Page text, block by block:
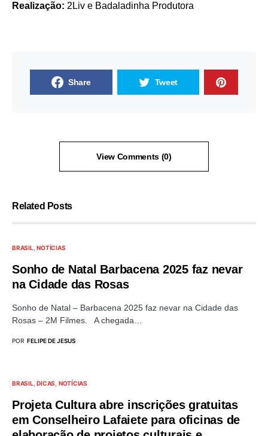
Realização: 2Liv e Badaladinha Produtora
Share Tweet
View Comments (0)
Related Posts
BRASIL NOTÍCIAS
Sonho de Natal Barbacena 2025 faz nevar
na Cidade das Rosas
Sonho de Natal – Barbacena 2025 faz nevar na Cidade das
Rosas – 2M Filmes. A chegada…
POR FELIPE DE JESUS
BRASIL DICAS NOTÍCIAS
Projeta Cultura abre inscrições gratuitas
em Conselheiro Lafaiete para oficinas de